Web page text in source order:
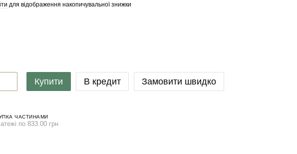
для відображення накопичувальної знижки
Купити В кредит Замовити швидко
ЧАСТИНАМИ
по 833.00 грн